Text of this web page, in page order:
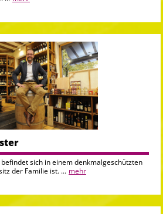
sich in einem denkmalgeschützten
der Familie ist. ... mehr